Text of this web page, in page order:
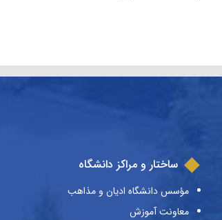
ساختار و مراکز دانشگاه
مؤسس دانشگاه ادیان و مذاهب
معاونت آموزش